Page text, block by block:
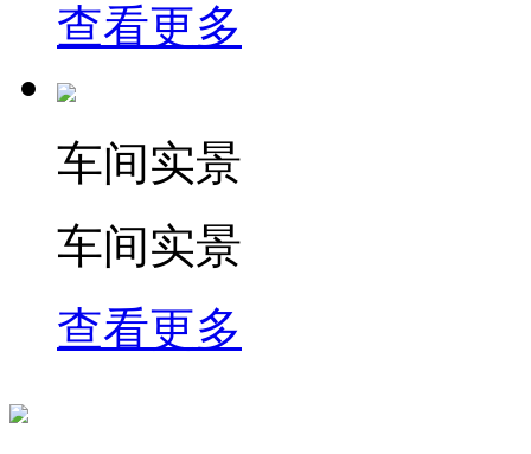
查看更多
车间实景
车间实景
查看更多